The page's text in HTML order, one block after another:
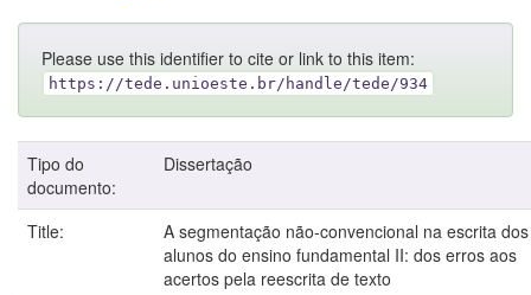
Please use this identifier to cite or link to this item:
https://tede.unioeste.br/handle/tede/934
Tipo do
documento:
Dissertação
Title:
A segmentação não-convencional na escrita dos
alunos do ensino fundamental II: dos erros aos
acertos pela reescrita de texto